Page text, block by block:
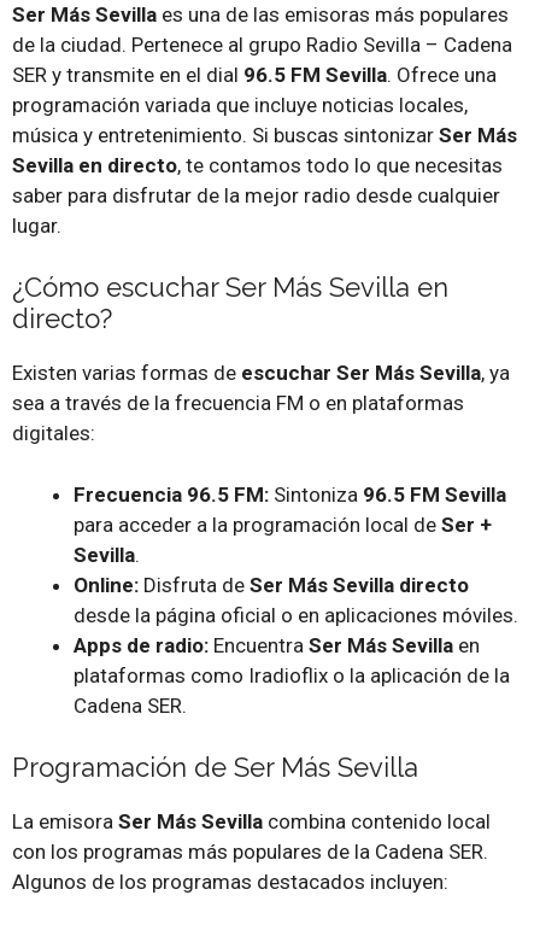
Ser Más Sevilla es una de las emisoras más populares
de la ciudad. Pertenece al grupo Radio Sevilla – Cadena
SER y transmite en el dial 96.5 FM Sevilla. Ofrece una
programación variada que incluye noticias locales,
música y entretenimiento. Si buscas sintonizar Ser Más
Sevilla en directo, te contamos todo lo que necesitas
saber para disfrutar de la mejor radio desde cualquier
lugar.
¿Cómo escuchar Ser Más Sevilla en
directo?
Existen varias formas de escuchar Ser Más Sevilla, ya
sea a través de la frecuencia FM o en plataformas
digitales:
Frecuencia 96.5 FM: Sintoniza 96.5 FM Sevilla
para acceder a la programación local de Ser +
Sevilla.
Online: Disfruta de Ser Más Sevilla directo
desde la página oficial o en aplicaciones móviles.
Apps de radio: Encuentra Ser Más Sevilla en
plataformas como Iradioflix o la aplicación de la
Cadena SER.
Programación de Ser Más Sevilla
La emisora Ser Más Sevilla combina contenido local
con los programas más populares de la Cadena SER.
Algunos de los programas destacados incluyen: